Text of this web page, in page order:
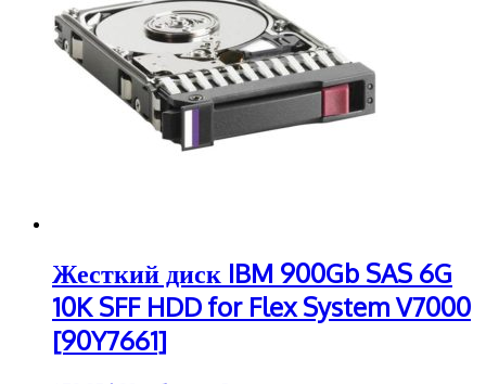
Жесткий диск IBM 900Gb SAS 6G
10K SFF HDD for Flex System V7000
[90Y7661]